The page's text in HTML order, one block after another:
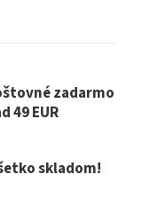
zadarmo
49 EUR
skladom!